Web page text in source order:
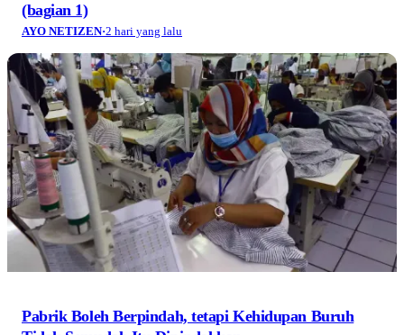
(bagian 1)
AYO NETIZEN·2 hari yang lalu
Pabrik Boleh Berpindah, tetapi Kehidupan Buruh